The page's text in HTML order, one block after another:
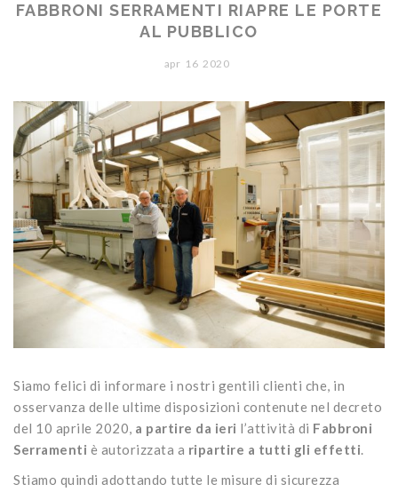
PVC
Porte moderne
Studio Baciocchi
Blindati
Massello
Rivestimenti
Sistemi oscuranti
Persiane in legno
Persiane in PVC
Sportelloni in legno
Zanzariere
ARREDI SU MISURA
FABBRONI SERRAMENTI RIAPRE LE PORTE
AL PUBBLICO
apr 16 2020
Siamo felici di informare i nostri gentili clienti che, in
osservanza delle ultime disposizioni contenute nel decreto
del 10 aprile 2020, a partire da ieri l’attività di Fabbroni
Serramenti è autorizzata a ripartire a tutti gli effetti.
Stiamo quindi adottando tutte le misure di sicurezza